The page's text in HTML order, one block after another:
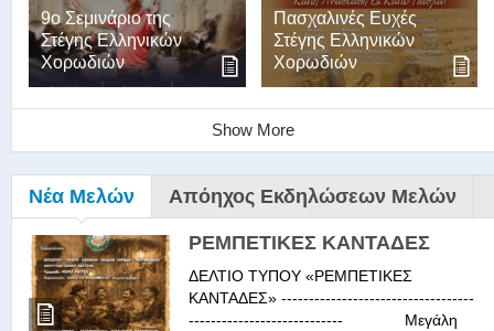
9ο Σεμινάριο της
Στέγης Ελληνικών
Χορωδιών
Πασχαλινές Ευχές
Στέγης Ελληνικών
Χορωδιών
Show More
Νέα Μελών Απόηχος Εκδηλώσεων Μελών
ΡΕΜΠΕΤΙΚΕΣ ΚΑΝΤΑΔΕΣ
ΔΕΛΤΙΟ ΤΥΠΟΥ «ΡΕΜΠΕΤΙΚΕΣ
ΚΑΝΤΑΔΕΣ» -----------------------------------
---------------------------- Μεγάλη